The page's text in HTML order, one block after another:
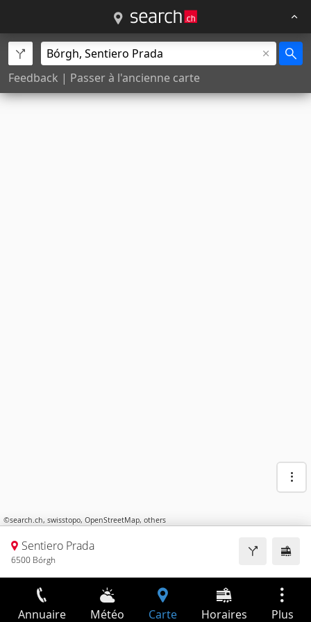
Feedback | Passer à l'ancienne carte
©search.ch, swisstopo, OpenStreetMap, others
Sentiero Prada
6500 Bórgh
Annuaire Météo Carte Horaires Plus